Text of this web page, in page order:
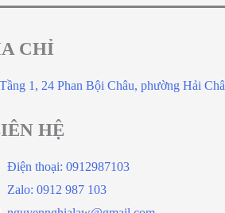
CHỈ
Tầng 1, 24 Phan Bội Châu, phường Hải
HỆ
Điện thoại: 0912987103
Zalo: 0912 987 103